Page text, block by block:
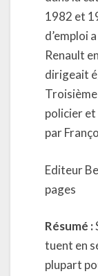
1982 et
d’emploi
Renault
dirigeait
policier
par
Editeur
pages
Résumé :
tuent en
plupart